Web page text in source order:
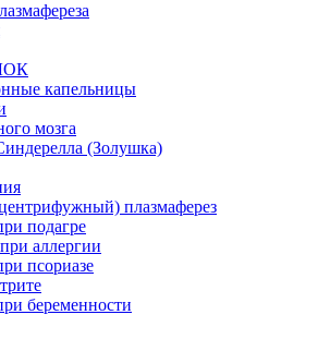
капельницы
мозга
(Золушка)
плазмаферез
подагре
аллергии
псориазе
беременности